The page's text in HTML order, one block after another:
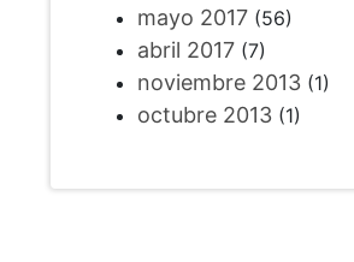
mayo 2017(56)
abril 2017(7)
noviembre 2013(1)
octubre 2013(1)